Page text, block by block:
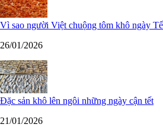
Vì sao người Việt chuộng tôm khô ngày
26/01/2026
Đặc sản khô lên ngôi những ngày cận tết
21/01/2026